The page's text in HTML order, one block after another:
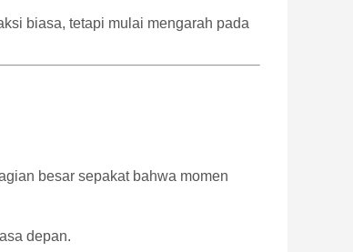
biasa, tetapi mulai mengarah pada
besar sepakat bahwa momen
depan.